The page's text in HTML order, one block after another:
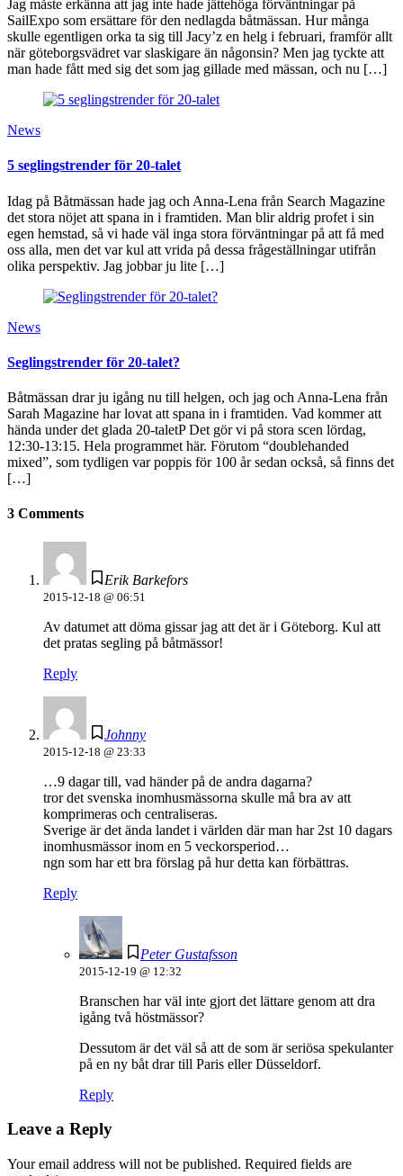
Jag måste erkänna att jag inte hade jättehöga förväntningar på
SailExpo som ersättare för den nedlagda båtmässan. Hur många
skulle egentligen orka ta sig till Jacy’z en helg i februari, framför allt
när göteborgsvädret var slaskigare än någonsin? Men jag tyckte att
man hade fått med sig det som jag gillade med mässan, och nu […]
News
5 seglingstrender för 20-talet
Idag på Båtmässan hade jag och Anna-Lena från Search Magazine
det stora nöjet att spana in i framtiden. Man blir aldrig profet i sin
egen hemstad, så vi hade väl inga stora förväntningar på att få med
oss alla, men det var kul att vrida på dessa frågeställningar utifrån
olika perspektiv. Jag jobbar ju lite […]
News
Seglingstrender för 20-talet?
Båtmässan drar ju igång nu till helgen, och jag och Anna-Lena från
Sarah Magazine har lovat att spana in i framtiden. Vad kommer att
hända under det glada 20-taletP Det gör vi på stora scen lördag,
12:30-13:15. Hela programmet här. Förutom “doublehanded
mixed”, som tydligen var poppis för 100 år sedan också, så finns det
[…]
3 Comments
Erik Barkefors
2015-12-18 @ 06:51
Av datumet att döma gissar jag att det är i Göteborg. Kul att
det pratas segling på båtmässor!
Reply
Johnny
2015-12-18 @ 23:33
…9 dagar till, vad händer på de andra dagarna?
tror det svenska inomhusmässorna skulle må bra av att
komprimeras och centraliseras.
Sverige är det ända landet i världen där man har 2st 10 dagars
inomhusmässor inom en 5 veckorsperiod…
ngn som har ett bra förslag på hur detta kan förbättras.
Reply
Peter Gustafsson
2015-12-19 @ 12:32
Branschen har väl inte gjort det lättare genom att dra
igång två höstmässor?
Dessutom är det väl så att de som är seriösa spekulanter
på en ny båt drar till Paris eller Düsseldorf.
Reply
Leave a Reply
Your email address will not be published. Required fields are